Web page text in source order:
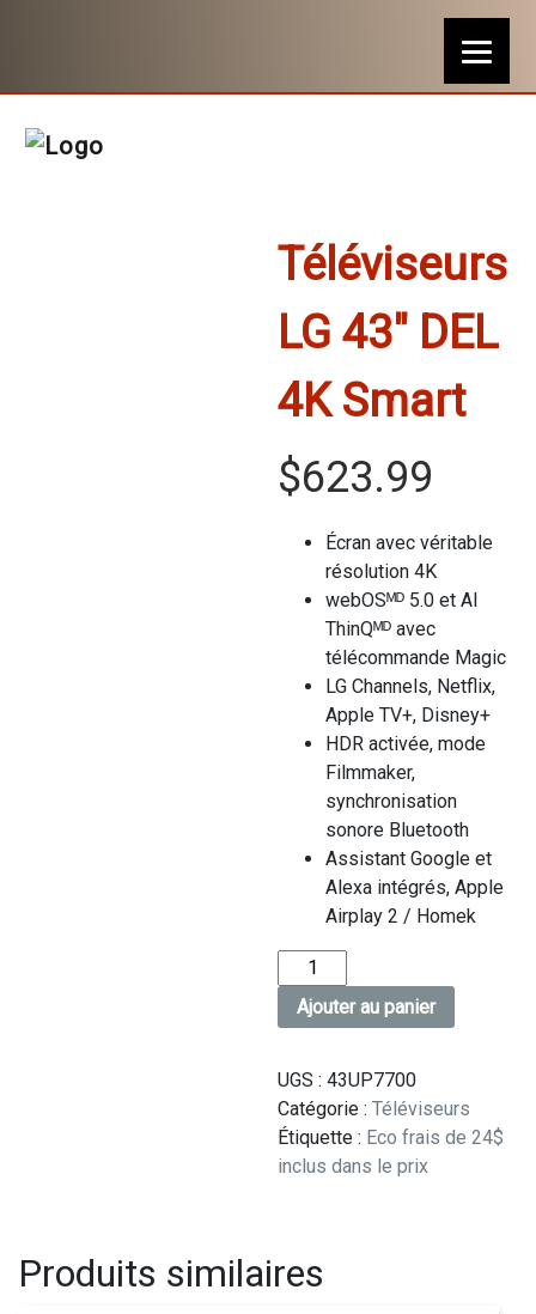
Téléviseurs
LG 43″ DEL
4K Smart
$623.99
Écran avec véritable
résolution 4K
webOSᴹᴰ 5.0 et AI
ThinQᴹᴰ avec
télécommande Magic
LG Channels, Netflix,
Apple TV+, Disney+
HDR activée, mode
Filmmaker,
synchronisation
sonore Bluetooth
Assistant Google et
Alexa intégrés, Apple
Airplay 2 / Homek
quantité
de
Téléviseurs
43"
DEL
4K
Smart
Ajouter au panier
UGS :43UP7700
Catégorie :Téléviseurs
Étiquette : Eco frais de 24$
inclus dans le prix
Produits similaires